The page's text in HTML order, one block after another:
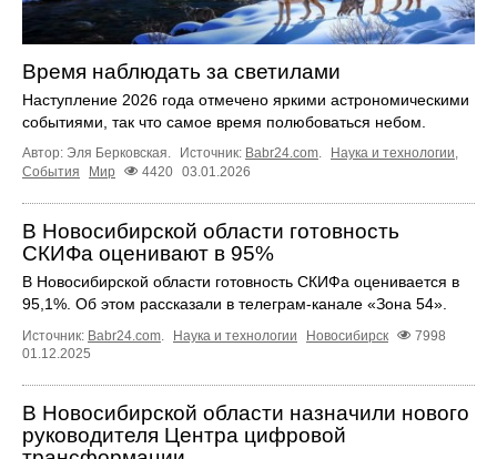
Время наблюдать за светилами
Наступление 2026 года отмечено яркими астрономическими
событиями, так что самое время полюбоваться небом.
Автор: Эля Берковская. Источник: Babr24.com. Наука и технологии,
События
Мир 4420 03.01.2026
В Новосибирской области готовность
СКИФа оценивают в 95%
В Новосибирской области готовность СКИФа оценивается в
95,1%. Об этом рассказали в телеграм-канале «Зона 54».
Источник: Babr24.com. Наука и технологии Новосибирск
7998
01.12.2025
В Новосибирской области назначили нового
руководителя Центра цифровой